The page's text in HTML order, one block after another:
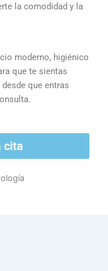
la comodidad y la
moderno, higiénico
que te sientas
que entras
cita